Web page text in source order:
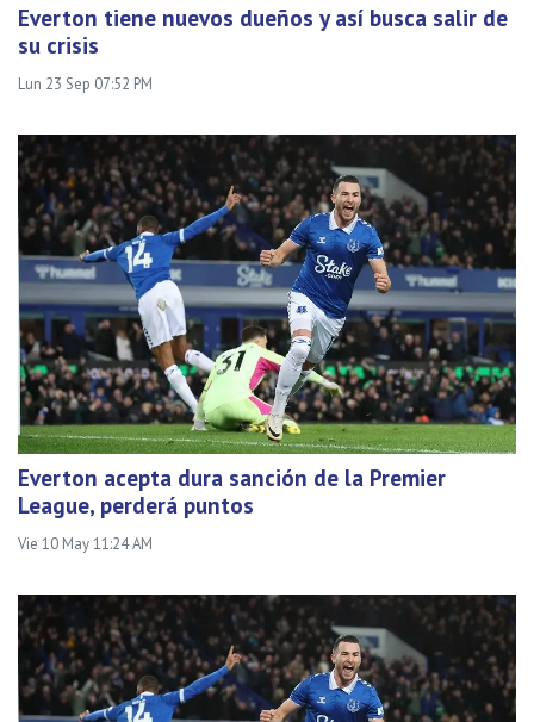
Everton tiene nuevos dueños y así busca salir de
su crisis
Lun 23 Sep 07:52 PM
Everton acepta dura sanción de la Premier
League, perderá puntos
Vie 10 May 11:24 AM